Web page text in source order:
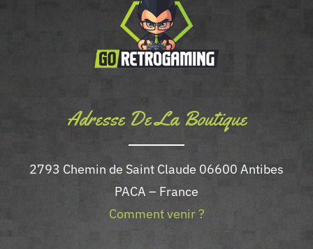
Adresse De La Boutique
2793 Chemin de Saint Claude 06600 Antibes
PACA – France
Comment venir ?